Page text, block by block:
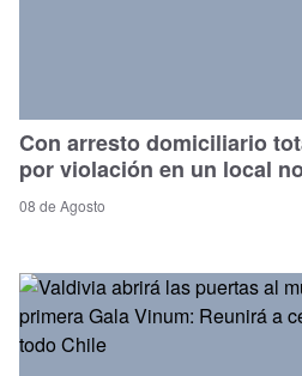
Con arresto domiciliario
por violación en un local
08 de Agosto